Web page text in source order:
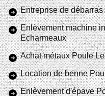
Entreprise de
Enlèvement machine
Echarmeaux
Achat métaux Poule
Location de benne
Enlèvement d'épave